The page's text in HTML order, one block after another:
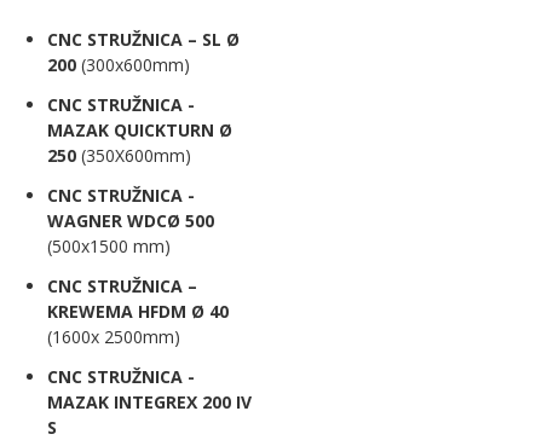
CNC STRUŽNICA – SL Ø
200 (300x600mm)
CNC STRUŽNICA -
MAZAK QUICKTURN Ø
250 (350X600mm)
CNC STRUŽNICA -
WAGNER WDCØ 500
(500x1500 mm)
CNC STRUŽNICA –
KREWEMA HFDM Ø 40
(1600x 2500mm)
CNC STRUŽNICA -
MAZAK INTEGREX 200 IV
S